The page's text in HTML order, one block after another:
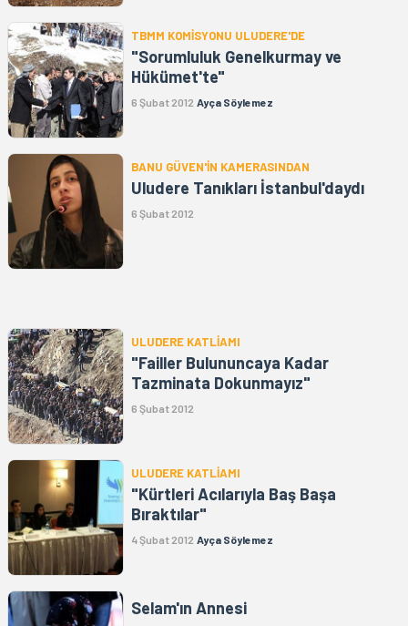
TBMM KOMİSYONU ULUDERE'DE
"Sorumluluk Genelkurmay ve
Hükümet'te"
6 Şubat 2012 Ayça Söylemez
BANU GÜVEN'İN KAMERASINDAN
Uludere Tanıkları İstanbul'daydı
6 Şubat 2012
ULUDERE KATLİAMI
"Failler Bulununcaya Kadar
Tazminata Dokunmayız"
6 Şubat 2012
ULUDERE KATLİAMI
"Kürtleri Acılarıyla Baş Başa
Bıraktılar"
4 Şubat 2012 Ayça Söylemez
Selam'ın Annesi